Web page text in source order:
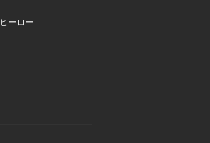
ヒーロー